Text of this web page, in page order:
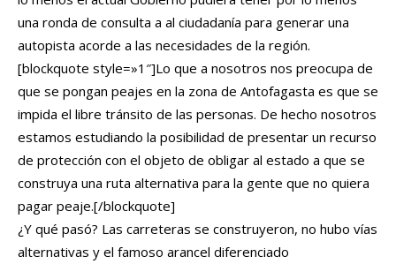
una ronda de consulta a al ciudadanía para generar una
autopista acorde a las necesidades de la región.
[blockquote style=»1″]Lo que a nosotros nos preocupa de
que se pongan peajes en la zona de Antofagasta es que se
impida el libre tránsito de las personas. De hecho nosotros
estamos estudiando la posibilidad de presentar un recurso
de protección con el objeto de obligar al estado a que se
construya una ruta alternativa para la gente que no quiera
pagar peaje.[/blockquote]
¿Y qué pasó? Las carreteras se construyeron, no hubo vías
alternativas y el famoso arancel diferenciado